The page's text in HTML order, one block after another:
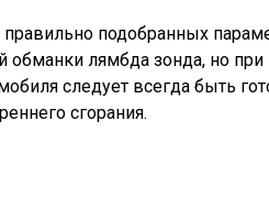
подобранных
обманки лямбда зонда, но
следует всегда быть
сгорания.